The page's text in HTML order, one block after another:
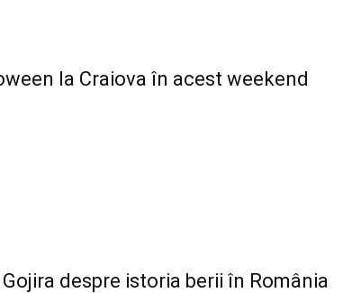
la Craiova în acest weekend
despre istoria berii în România